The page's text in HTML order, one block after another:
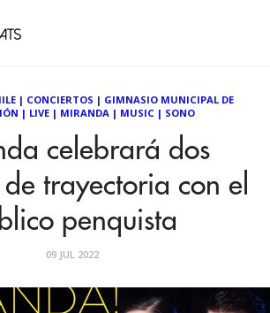
| CONCIERTOS | GIMNASIO MUNICIPAL DE
| LIVE| MIRANDA| MUSIC| SONO
celebrará dos
trayectoria con el
penquista
09 JUL 2022